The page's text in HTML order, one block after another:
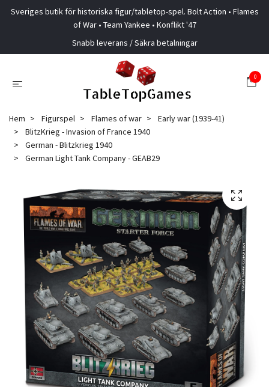
Sveriges butik för historiska figur/tabletop-spel. Bolt Action • Flames
of War • Team Yankee • Konflikt '47
Snabb leverans / Säkra betalningar
0
Hem Figurspel Flames of war
Early war (1939-41)
BlitzKrieg - Invasion of France 1940
German - Blitzkrieg 1940
German Light Tank Company - GEAB29